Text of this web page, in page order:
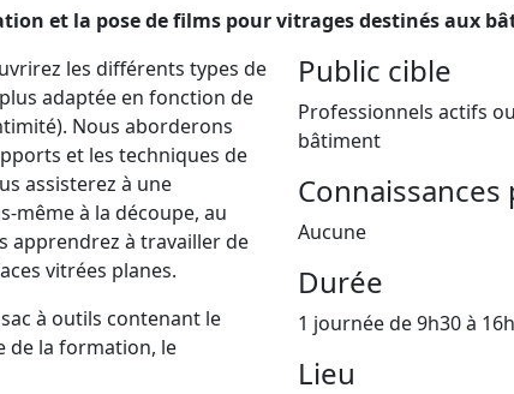
et la pose de films pour vitrages destinés aux
les différents types de
adaptée en fonction de
Nous aborderons
et les techniques de
assisterez à une
même à la découpe, au
apprendrez à travailler de
vitrées planes.
à outils contenant le
de la formation, le
Public cible
Professionnels actifs
bâtiment
Connaissances
Aucune
Durée
1 journée de 9h30 à
Lieu